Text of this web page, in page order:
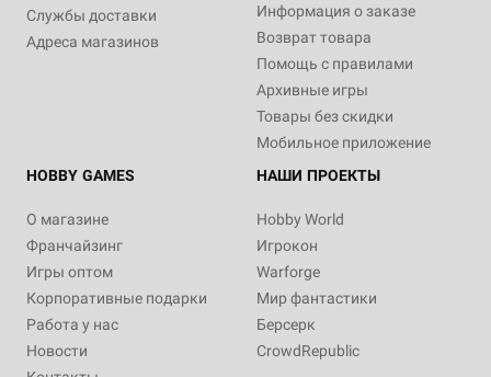
Службы доставки
Адреса магазинов
Информация о заказе
Возврат товара
Помощь с правилами
Архивные игры
Товары без скидки
Мобильное приложение
HOBBY GAMES
О магазине
Франчайзинг
Игры оптом
Корпоративные подарки
Работа у нас
Новости
НАШИ ПРОЕКТЫ
Hobby World
Игрокон
Warforge
Мир фантастики
Берсерк
CrowdRepublic